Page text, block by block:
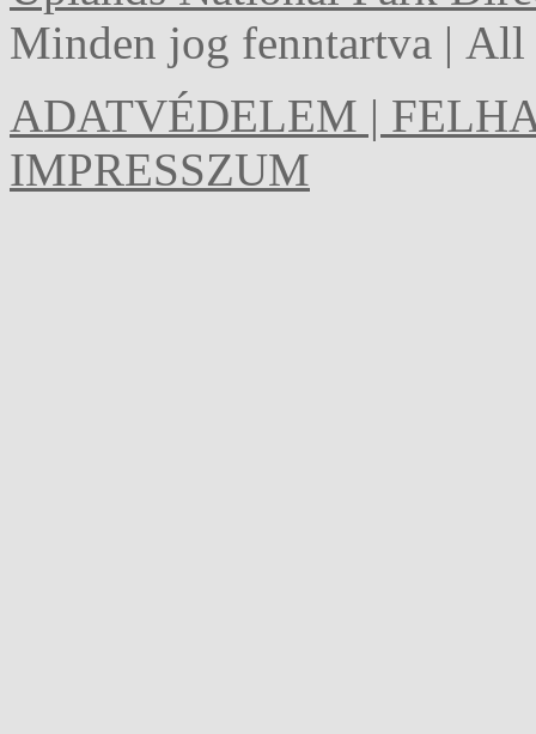
Minden jog fenntartva |
ADATVÉDELEM |
IMPRESSZUM